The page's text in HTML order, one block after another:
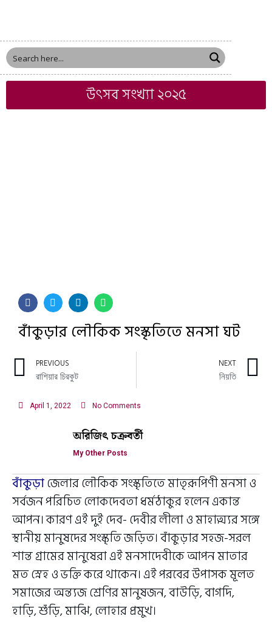
উৎসব সংখ্যা ২০২৫
বাঁকুড়ার লৌকিক সংস্কৃতিতে মনসা ঘট
PREVIOUS
রাশিয়ার চিরকুট
NEXT
নিয়তি
April 1, 2022 No Comments
অরিজিৎ চক্রবর্তী
My Other Posts
বাঁকুড়াজেলার লৌকিক সংস্কৃতিতে মাতৃরূপিণী মনসা ও
সর্বজন পরিচিত লোকদেবতা ধর্মঠাকুর হলেন একান্ত
আপন। কারণ এই দুই দেব- দেবীর লীলা ও মাহাত্ম্যর সঙ্গে
স্থানীয় মানুষদের সংস্কৃতি জড়িত। বাঁকুড়ার সহজ-সরল
শান্ত গ্রামের মানুষেরা এই মনসাদেবীকে আপন মাতার
মত স্নেহ ও ভক্তি করে থাকেন। এই পরবের উপাসক মূলত
সমাজের অন্ত্যজ শ্রেণির মানুষজন, বাউড়ি, বাগদি,
হাড়ি, শুঁড়ি, মাঝি, লোহার প্রমুখ।